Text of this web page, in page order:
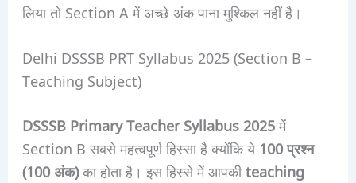
लिया तो Section A में अच्छे अंक पाना मुश्किल नहीं है।
Delhi DSSSB PRT Syllabus 2025 (Section B –
Teaching Subject)
DSSSB Primary Teacher Syllabus 2025में
Section B सबसे महत्वपूर्ण हिस्सा है क्योंकि ये100 प्रश्न
(100 अंक)का होता है। इस हिस्से में आपकीteaching